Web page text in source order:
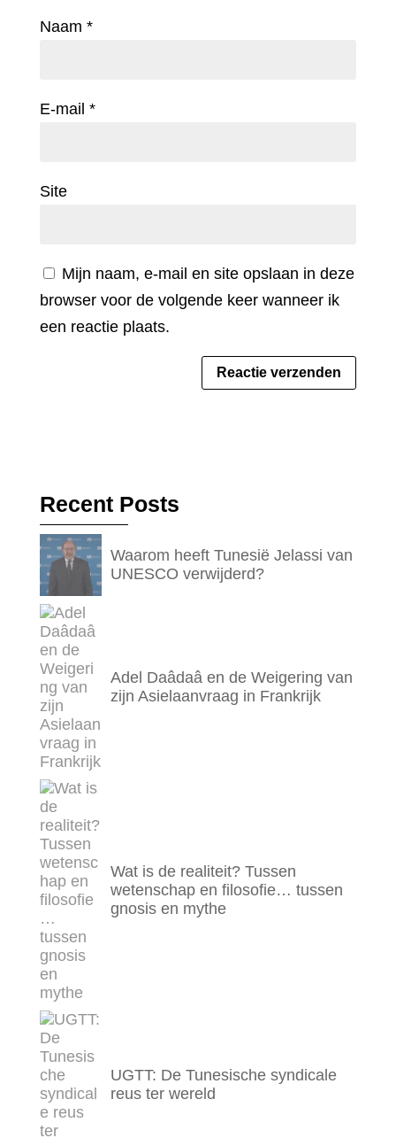
Naam *
E-mail *
Site
Mijn naam, e-mail en site opslaan in deze
browser voor de volgende keer wanneer ik
een reactie plaats.
Recent Posts
Waarom heeft Tunesië Jelassi van
UNESCO verwijderd?
Adel Daâdaâ en de Weigering van
zijn Asielaanvraag in Frankrijk
Wat is de realiteit? Tussen
wetenschap en filosofie… tussen
gnosis en mythe
UGTT: De Tunesische syndicale
reus ter wereld